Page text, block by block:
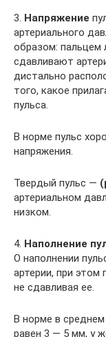
3. Напряжение
артериального
образом: пальцем
сдавливают
дистально
того, какое
пульса.
В норме пульс
напряжения.
Твердый пульс —
артериальном
низком.
4. Наполнение
О наполнении
артерии, при
не сдавливая ее.
В норме в
равен 3 — 5 мм, у